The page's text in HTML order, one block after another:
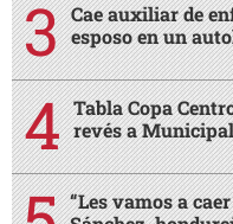
Cae auxiliar de
esposo en un
Tabla Copa
revés a
“Les vamos a